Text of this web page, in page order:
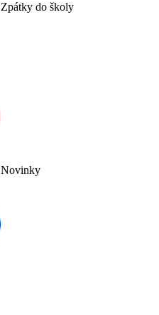
Zpátky do školy
Novinky